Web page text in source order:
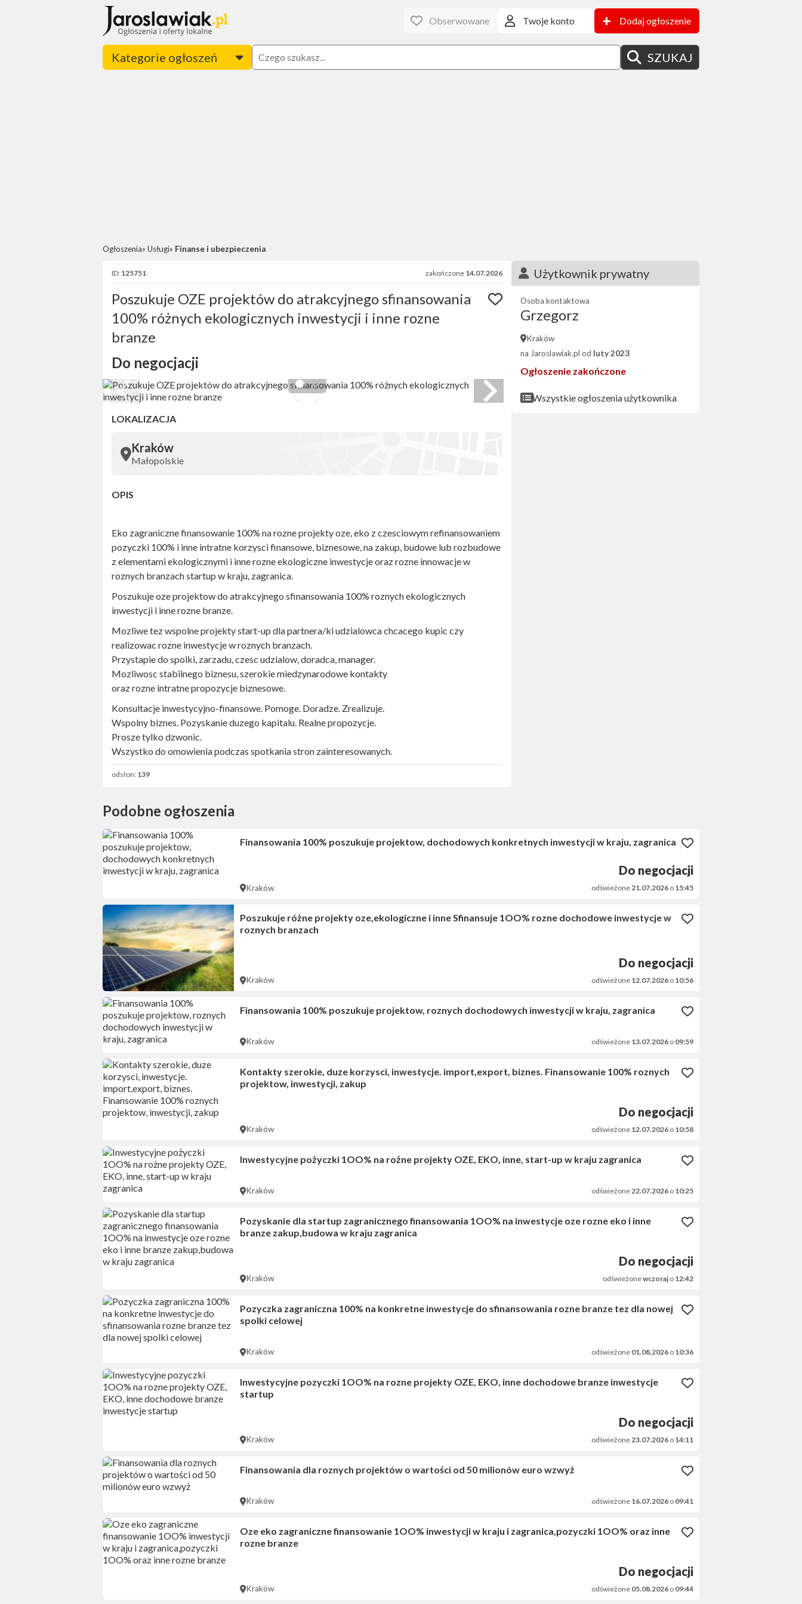
Obserwowane Twoje konto + Dodaj ogłoszenie
Kategorie ogłoszeń SZUKAJ
Ogłoszenia Usługi Finanse i ubezpieczenia
ID: 125751 zakończone 14.07.2026
Poszukuje OZE projektów do atrakcyjnego sfinansowania
100% różnych ekologicznych inwestycji i inne rozne
branze
Do negocjacji
LOKALIZACJA
Kraków
Małopolskie
OPIS
Eko zagraniczne finansowanie 100% na rozne projekty oze, eko z czesciowym refinansowaniem
pozyczki 100% i inne intratne korzysci finansowe, biznesowe, na zakup, budowe lub rozbudowe
z elementami ekologicznymi i inne rozne ekologiczne inwestycje oraz rozne innowacje w
roznych branzach startup w kraju, zagranica.
Poszukuje oze projektow do atrakcyjnego sfinansowania 100% roznych ekologicznych
inwestycji i inne rozne branze.
Mozliwe tez wspolne projekty start-up dla partnera/ki udzialowca chcacego kupic czy
realizowac rozne inwestycje w roznych branzach.
Przystapie do spolki, zarzadu, czesc udzialow, doradca, manager.
Mozliwosc stabilnego biznesu, szerokie miedzynarodowe kontakty
oraz rozne intratne propozycje biznesowe.
Konsultacje inwestycyjno-finansowe. Pomoge. Doradze. Zrealizuje.
Wspolny biznes. Pozyskanie duzego kapitalu. Realne propozycje.
Prosze tylko dzwonic.
Wszystko do omowienia podczas spotkania stron zainteresowanych.
odsłon: 139
Użytkownik prywatny
Osoba kontaktowa
Grzegorz
Kraków
na Jaroslawiak.pl od luty 2023
Ogłoszenie zakończone
Wszystkie ogłoszenia użytkownika
Podobne ogłoszenia
Finansowania 100% poszukuje projektow, dochodowych konkretnych inwestycji w kraju, zagranica
Do negocjacji
Kraków odświeżone21.07.2026 o 15:45
Poszukuje różne projekty oze,ekologiczne i inne Sfinansuje 1OO% rozne dochodowe inwestycje w
roznych branzach
Do negocjacji
Kraków odświeżone 12.07.2026 o 10:56
Finansowania 100% poszukuje projektow, roznych dochodowych inwestycji w kraju, zagranica
Kraków odświeżone 13.07.2026 o 09:59
Kontakty szerokie, duze korzysci, inwestycje. import,export, biznes. Finansowanie 100% roznych
projektow, inwestycji, zakup
Do negocjacji
Kraków odświeżone 12.07.2026 o 10:58
Inwestycyjne pożyczki 1OO% na rożne projekty OZE, EKO, inne, start-up w kraju zagranica
Kraków odświeżone 22.07.2026 o 10:25
Pozyskanie dla startup zagranicznego finansowania 1OO% na inwestycje oze rozne eko i inne
branze zakup,budowa w kraju zagranica
Do negocjacji
Kraków odświeżonewczoraj o 12:42
Pozyczka zagraniczna 100% na konkretne inwestycje do sfinansowania rozne branze tez dla nowej
spolki celowej
Kraków odświeżone 01.08.2026 o 10:36
Inwestycyjne pozyczki 1OO% na rozne projekty OZE, EKO, inne dochodowe branze inwestycje
startup
Do negocjacji
Kraków odświeżone 23.07.2026 o 14:11
Finansowania dla roznych projektów o wartości od 50 milionów euro wzwyż
Kraków odświeżone 16.07.2026 o 09:41
Oze eko zagraniczne finansowanie 1OO% inwestycji w kraju i zagranica,pozyczki 1OO% oraz inne
rozne branze
Do negocjacji
Kraków odświeżone 05.08.2026 o 09:44